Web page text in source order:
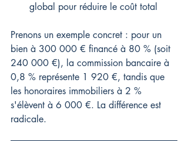
global pour réduire le coût total
Prenons un exemple concret : pour un
bien à 300 000 € financé à 80 % (soit
240 000 €), la commission bancaire à
0,8 % représente 1 920 €, tandis que
les honoraires immobiliers à 2 %
s'élèvent à 6 000 €. La différence est
radicale.